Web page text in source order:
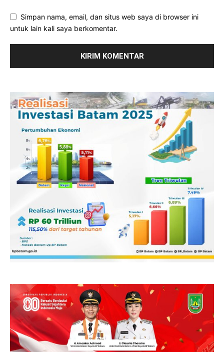
Simpan nama, email, dan situs web saya di browser ini
untuk lain kali saya berkomentar.